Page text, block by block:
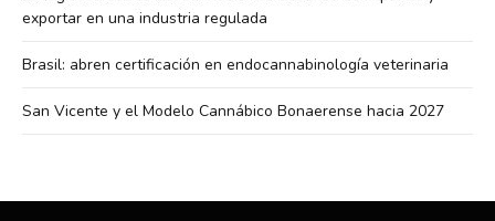
exportar en una industria regulada
Brasil: abren certificación en endocannabinología veterinaria
San Vicente y el Modelo Cannábico Bonaerense hacia 2027